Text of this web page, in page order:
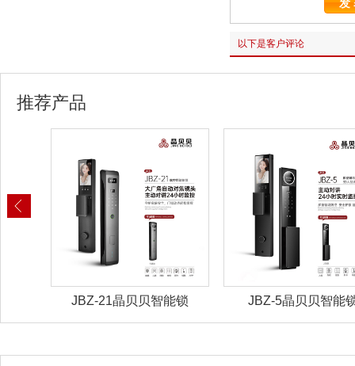
以下是客户评论
推荐产品
JBZ-21晶贝贝智能锁 JBZ-5晶贝贝智能